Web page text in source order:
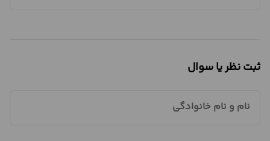
ثبت نظر یا سوال
نام و نام خانوادگی